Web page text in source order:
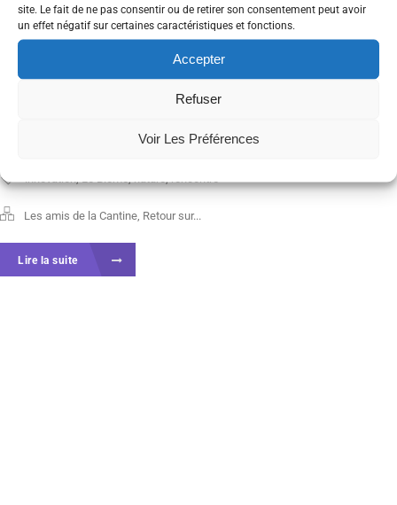
site. Le fait de ne pas consentir ou de retirer son consentement peut avoir
un effet négatif sur certaines caractéristiques et fonctions.
Accepter
Refuser
Voir Les Préférences
La Cantine numérique brestoise a eu la chance
d’avoir la visite de Xavier Coadic cette semaine, avant
qu’il ne parte faire un petit tour aux Vieilles Charrues
2015 et au West Web Festival#2. Il est venu
Les amis de la Cantine Retour sur...
Lire la suite